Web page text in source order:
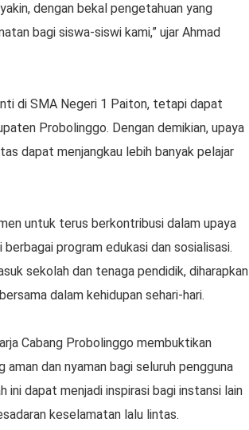
dengan bekal pengetahuan yang
bagi siswa-siswi kami,” ujar Ahmad
di SMA Negeri 1 Paiton, tetapi dapat
Probolinggo. Dengan demikian, upaya
dapat menjangkau lebih banyak pelajar
untuk terus berkontribusi dalam upaya
program edukasi dan sosialisasi.
sekolah dan tenaga pendidik, diharapkan
dalam kehidupan sehari-hari.
Cabang Probolinggo membuktikan
dan nyaman bagi seluruh pengguna
ini dapat menjadi inspirasi bagi instansi lain
keselamatan lalu lintas.